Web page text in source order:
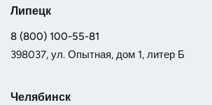
Липецк
8 (800) 100-55-81
398037, ул. Опытная, дом 1, литер Б
Челябинск